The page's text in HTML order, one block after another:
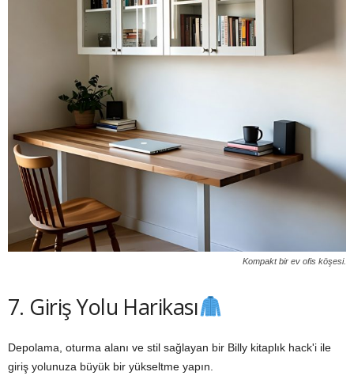
Kompakt bir ev ofis köşesi.
7. Giriş Yolu Harikası
Depolama, oturma alanı ve stil sağlayan bir Billy kitaplık hack'i ile
giriş yolunuza büyük bir yükseltme yapın.